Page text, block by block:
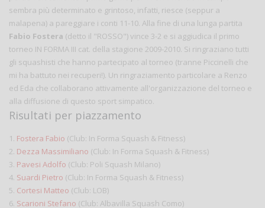
sembra più determinato e grintoso, infatti, riesce (seppur a
malapena) a pareggiare i conti 11-10. Alla fine di una lunga partita
Fabio Fostera (detto il "ROSSO") vince 3-2 e si aggiudica il primo
torneo IN FORMA III cat. della stagione 2009-2010. Si ringraziano tutti
gli squashisti che hanno partecipato al torneo (tranne Piccinelli che
mi ha battuto nei recuperi!). Un ringraziamento particolare a Renzo
ed Eda che collaborano attivamente all'organizzazione del torneo e
alla diffusione di questo sport simpatico.
Risultati per piazzamento
1. Fostera Fabio (Club: In Forma Squash & Fitness)
2. Dezza Massimiliano (Club: In Forma Squash & Fitness)
3. Pavesi Adolfo (Club: Poli Squash Milano)
4. Suardi Pietro (Club: In Forma Squash & Fitness)
5. Cortesi Matteo (Club: LOB)
6. Scarioni Stefano (Club: Albavilla Squash Como)